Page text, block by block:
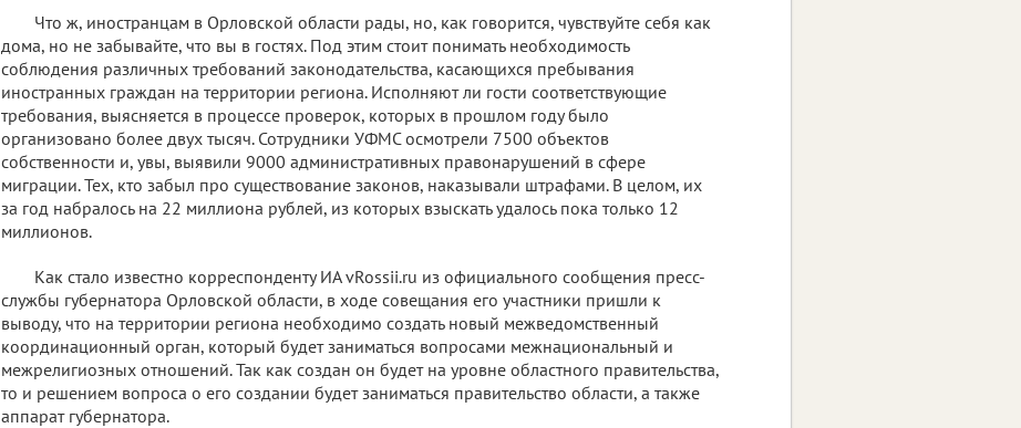
Что ж, иностранцам в Орловской области рады, но, как говорится, чувствуйте себя как
дома, но не забывайте, что вы в гостях. Под этим стоит понимать необходимость
соблюдения различных требований законодательства, касающихся пребывания
иностранных граждан на территории региона. Исполняют ли гости соответствующие
требования, выясняется в процессе проверок, которых в прошлом году было
организовано более двух тысяч. Сотрудники УФМС осмотрели 7500 объектов
собственности и, увы, выявили 9000 административных правонарушений в сфере
миграции. Тех, кто забыл про существование законов, наказывали штрафами. В целом, их
за год набралось на 22 миллиона рублей, из которых взыскать удалось пока только 12
миллионов.
Как стало известно корреспонденту ИА vRossii.ru из официального сообщения пресс-
службы губернатора Орловской области, в ходе совещания его участники пришли к
выводу, что на территории региона необходимо создать новый межведомственный
координационный орган, который будет заниматься вопросами межнациональный и
межрелигиозных отношений. Так как создан он будет на уровне областного правительства,
то и решением вопроса о его создании будет заниматься правительство области, а также
аппарат губернатора.